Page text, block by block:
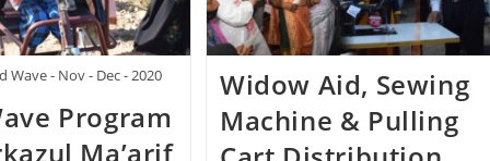
Wave - Nov - Dec - 2020
Program
Ma’arif
Widow Aid, Sewing
Machine & Pulling